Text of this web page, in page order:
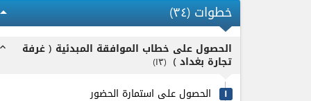
خطوات (٣٤)
arrow_drop_up
الحصول على خطاب الموافقة المبدئية ( غرفة
تجارة بغداد ) (۱٣)
expand_less
۱ الحصول على استمارة الحضور